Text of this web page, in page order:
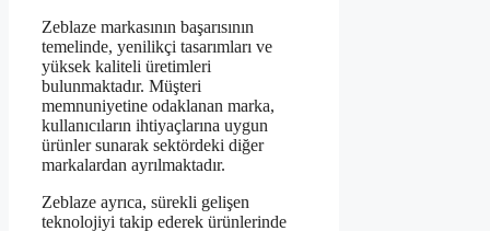
Zeblaze markasının başarısının
temelinde, yenilikçi tasarımları ve
yüksek kaliteli üretimleri
bulunmaktadır. Müşteri
memnuniyetine odaklanan marka,
kullanıcıların ihtiyaçlarına uygun
ürünler sunarak sektördeki diğer
markalardan ayrılmaktadır.
Zeblaze ayrıca, sürekli gelişen
teknolojiyi takip ederek ürünlerinde